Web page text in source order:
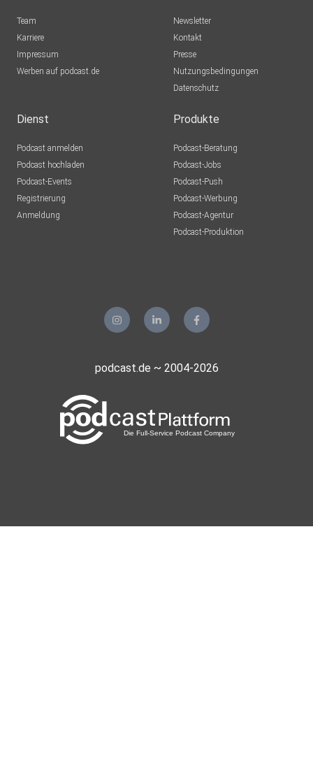
Team
Karriere
Impressum
Werben auf podcast.de
Newsletter
Kontakt
Presse
Nutzungsbedingungen
Datenschutz
Dienst
Podcast anmelden
Podcast hochladen
Podcast-Events
Registrierung
Anmeldung
Produkte
Podcast-Beratung
Podcast-Jobs
Podcast-Push
Podcast-Werbung
Podcast-Agentur
Podcast-Produktion
podcast.de ~ 2004-2026